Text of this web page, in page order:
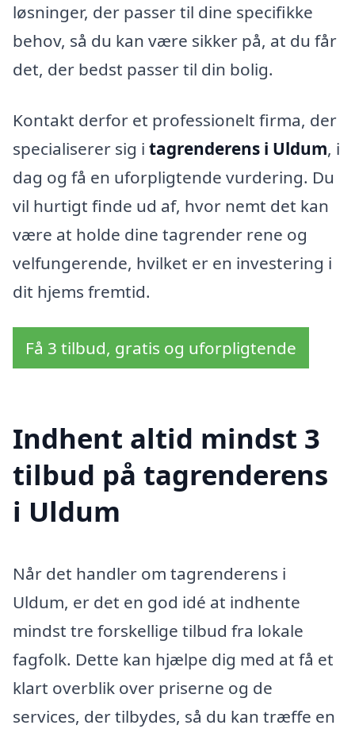
løsninger, der passer til dine specifikke
behov, så du kan være sikker på, at du får
det, der bedst passer til din bolig.
Kontakt derfor et professionelt firma, der
specialiserer sig i tagrenderens i Uldum, i
dag og få en uforpligtende vurdering. Du
vil hurtigt finde ud af, hvor nemt det kan
være at holde dine tagrender rene og
velfungerende, hvilket er en investering i
dit hjems fremtid.
Få 3 tilbud, gratis og uforpligtende
Indhent altid mindst 3
tilbud på tagrenderens
i Uldum
Når det handler om tagrenderens i
Uldum, er det en god idé at indhente
mindst tre forskellige tilbud fra lokale
fagfolk. Dette kan hjælpe dig med at få et
klart overblik over priserne og de
services, der tilbydes, så du kan træffe en